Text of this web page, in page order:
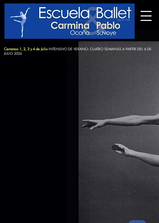
Cerramos 1, 2, 3 y 4 de Julio INTENSIVO DE VERANO: CUATRO SEMANAS A PARTIR DEL 6 DE
JULIO 2026